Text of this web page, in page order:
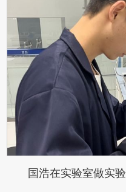
国浩在实验室做实验